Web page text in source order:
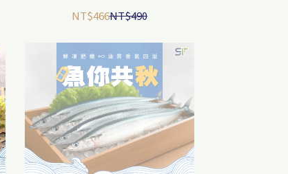
NT$466NT$490